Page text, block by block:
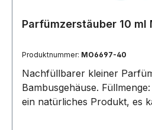
Parfümzerstäuber 10 ml
Produktnummer: MO6697-40
Nachfüllbarer kleiner
Bambusgehäuse.
ein natürliches Produkt, es
leichten Abweichungen in